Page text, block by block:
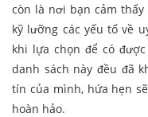
còn là nơi bạn cảm
kỹ lưỡng các yếu tố về
khi lựa chọn để có
danh sách này đều đã
tín của mình, hứa hẹn
hoàn hảo.